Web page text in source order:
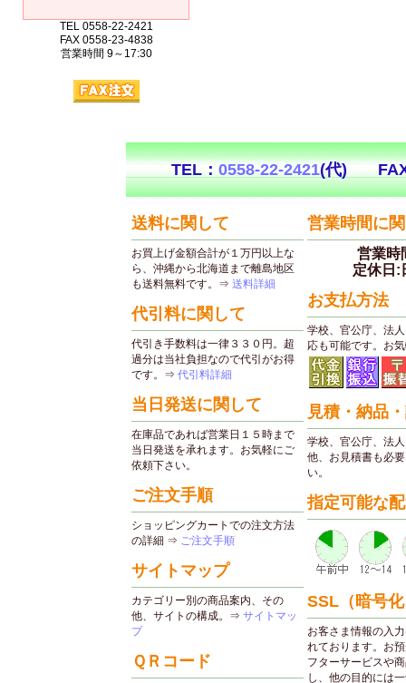
TEL 0558-22-2421
FAX 0558-23-4838
営業時間 9～17:30